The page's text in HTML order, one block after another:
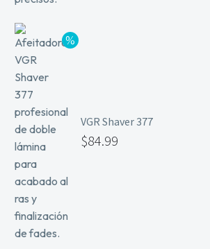
VGR Shaver 377
$84.99